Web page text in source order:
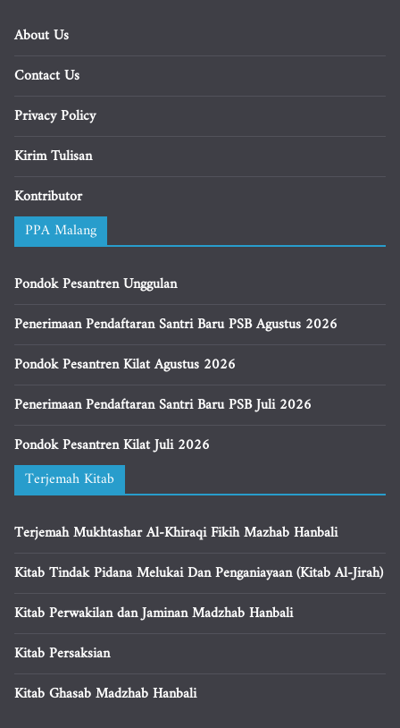
About Us
Contact Us
Privacy Policy
Kirim Tulisan
Kontributor
PPA Malang
Pondok Pesantren Unggulan
Penerimaan Pendaftaran Santri Baru PSB Agustus 2026
Pondok Pesantren Kilat Agustus 2026
Penerimaan Pendaftaran Santri Baru PSB Juli 2026
Pondok Pesantren Kilat Juli 2026
Terjemah Kitab
Terjemah Mukhtashar Al-Khiraqi Fikih Mazhab Hanbali
Kitab Tindak Pidana Melukai Dan Penganiayaan (Kitab Al-Jirah)
Kitab Perwakilan dan Jaminan Madzhab Hanbali
Kitab Persaksian
Kitab Ghasab Madzhab Hanbali